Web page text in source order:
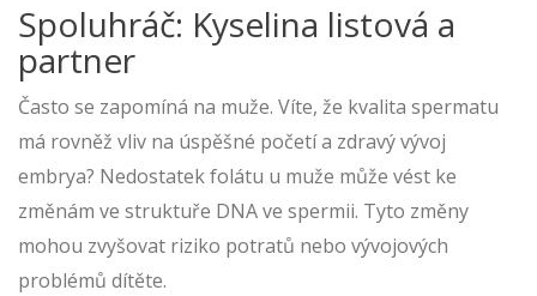
Spoluhráč: Kyselina listová a
partner
Často se zapomíná na muže. Víte, že kvalita spermatu
má rovněž vliv na úspěšné početí a zdravý vývoj
embrya? Nedostatek folátu u muže může vést ke
změnám ve struktuře DNA ve spermii. Tyto změny
mohou zvyšovat riziko potratů nebo vývojových
problémů dítěte.